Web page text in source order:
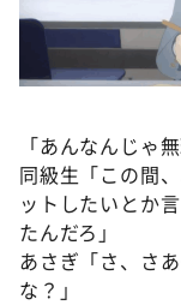
「あんなんじゃ
同級生「この間
ットしたいとか
たんだろ」
あさぎ「さ、さ
な？」